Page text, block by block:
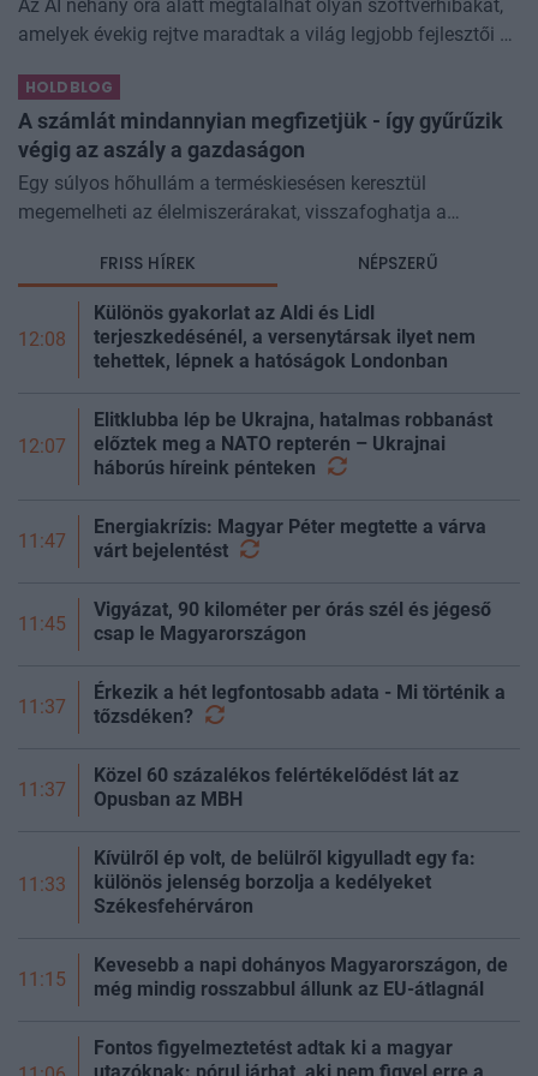
Az AI néhány óra alatt megtalálhat olyan szoftverhibákat,
amelyek évekig rejtve maradtak a világ legjobb fejlesztői és
különösen nagy...
HOLDBLOG
A számlát mindannyian megfizetjük - így gyűrűzik
végig az aszály a gazdaságon
Egy súlyos hőhullám a terméskiesésen keresztül
megemelheti az élelmiszerárakat, visszafoghatja a
még az állam finanszírozását is m
FRISS HÍREK NÉPSZERŰ
12:08
Különös gyakorlat az Aldi és Lidl
terjeszkedésénél, a versenytársak ilyet nem
tehettek, lépnek a hatóságok Londonban
12:07
Elitklubba lép be Ukrajna, hatalmas robbanást
előztek meg a NATO repterén – Ukrajnai
háborús híreink pénteken
11:47
Energiakrízis: Magyar Péter megtette a várva
várt bejelentést
11:45
Vigyázat, 90 kilométer per órás szél és jégeső
csap le Magyarországon
11:37
Érkezik a hét legfontosabb adata - Mi történik a
tőzsdéken?
11:37
Közel 60 százalékos felértékelődést lát az
Opusban az MBH
11:33
Kívülről ép volt, de belülről kigyulladt egy fa:
különös jelenség borzolja a kedélyeket
Székesfehérváron
11:15
Kevesebb a napi dohányos Magyarországon, de
még mindig rosszabbul állunk az EU-átlagnál
Fontos figyelmeztetést adtak ki a magyar